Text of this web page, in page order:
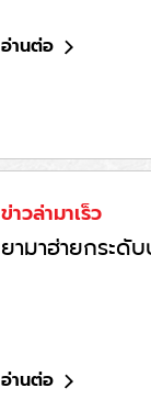
อ่านต่อ
ข่าวล่ามาเร็ว
ยามาฮ่ายกระดั
อ่านต่อ